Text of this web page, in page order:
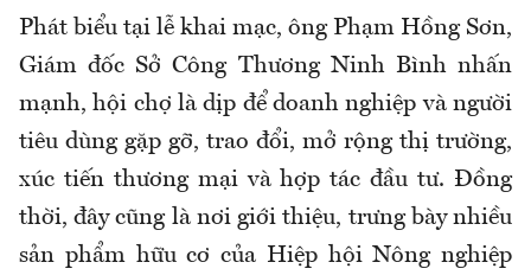
Phát biểu tại lễ khai mạc, ông Phạm Hồng Sơn,
Giám đốc Sở Công Thương Ninh Bình nhấn
mạnh, hội chợ là dịp để doanh nghiệp và người
tiêu dùng gặp gỡ, trao đổi, mở rộng thị trường,
xúc tiến thương mại và hợp tác đầu tư. Đồng
thời, đây cũng là nơi giới thiệu, trưng bày nhiều
sản phẩm hữu cơ của Hiệp hội Nông nghiệp